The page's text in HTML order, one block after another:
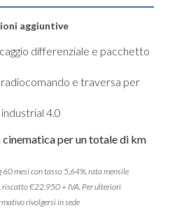
aggiuntive
differenziale e pacchetto
e traversa per
4.0
cinematica per un totale di km
mesi con tasso 5,64%, rata mensile
€22.950 + IVA. Per ulteriori
rivolgersi in sede